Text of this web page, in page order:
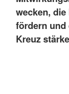
wecken,
fördern und
Kreuz